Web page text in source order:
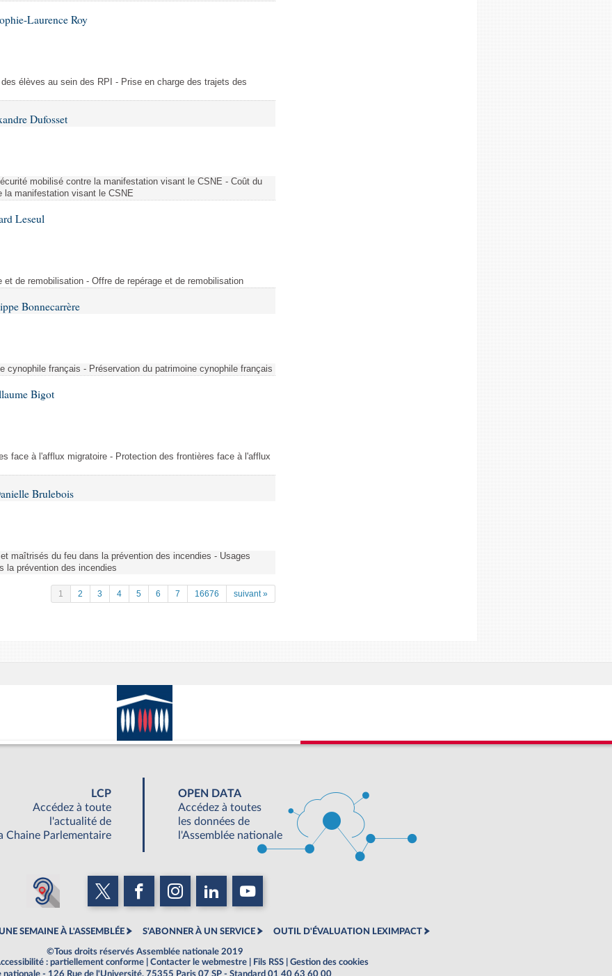
Laurence Roy
élèves au sein des RPI - Prise en charge des trajets des
Dufosset
mobilisé contre la manifestation visant le CSNE - Coût du
manifestation visant le CSNE
Leseul
de remobilisation - Offre de repérage et de remobilisation
Bonnecarrère
cynophile français - Préservation du patrimoine cynophile français
Bigot
face à l'afflux migratoire - Protection des frontières face à l'afflux
Brulebois
maîtrisés du feu dans la prévention des incendies - Usages
la prévention des incendies
1 2 3 4 5 6 7 16676 suivant »
LCP
Accédez à toute
l'actualité de
Chaine Parlementaire
OPEN DATA
Accédez à toutes
les données de
l'Assemblée nationale
SEMAINE À L'ASSEMBLÉE S'ABONNER À UN SERVICE OUTIL D'ÉVALUATION LEXIMPACT
©Tous droits réservés Assemblée nationale 2019
: partiellement conforme Contacter le webmestre Fils RSS
Gestion des cookies
nationale - 126 Rue de l'Université, 75355 Paris 07 SP - Standard 01 40 63 60 00